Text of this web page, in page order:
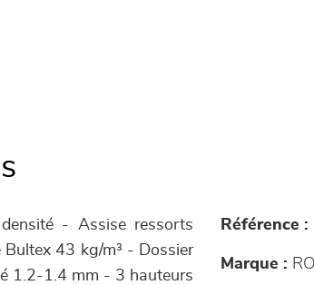
- Assise ressorts
43 kg/m³ - Dossier
1.2-1.4 mm - 3 hauteurs
Référence :
Marque :